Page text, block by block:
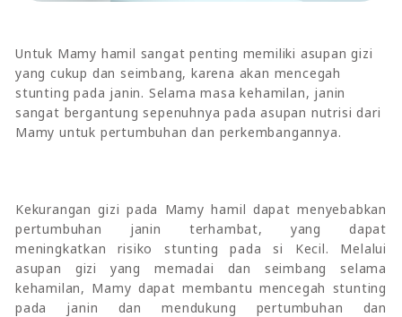
Untuk Mamy hamil sangat penting memiliki asupan gizi
yang cukup dan seimbang, karena akan mencegah
stunting pada janin. Selama masa kehamilan, janin
sangat bergantung sepenuhnya pada asupan nutrisi dari
Mamy untuk pertumbuhan dan perkembangannya.
Kekurangan gizi pada Mamy hamil dapat menyebabkan
pertumbuhan janin terhambat, yang dapat
meningkatkan risiko stunting pada si Kecil. Melalui
asupan gizi yang memadai dan seimbang selama
kehamilan, Mamy dapat membantu mencegah stunting
pada janin dan mendukung pertumbuhan dan